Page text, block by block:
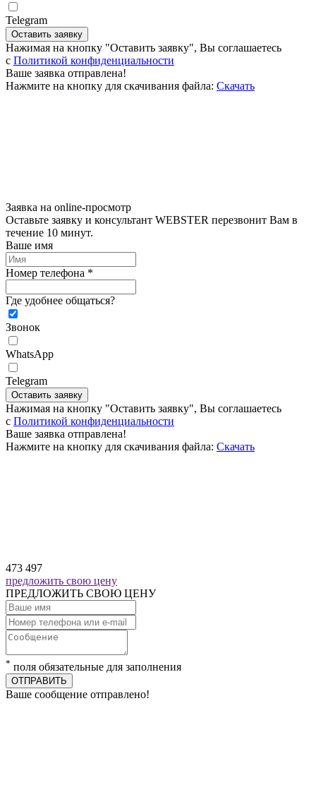
Telegram
Оставить заявку
Нажимая на кнопку "Оставить заявку", Вы соглашаетесь
c Политикой конфиденциальности
Ваше заявка отправлена!
Нажмите на кнопку для скачивания файла: Скачать
Заявка на online-просмотр
Оставьте заявку и консультант WEBSTER перезвонит Вам в
течение 10 минут.
Ваше имя
Номер телефона *
Где удобнее общаться?
Звонок
WhatsApp
Telegram
Оставить заявку
Нажимая на кнопку "Оставить заявку", Вы соглашаетесь
c Политикой конфиденциальности
Ваше заявка отправлена!
Нажмите на кнопку для скачивания файла: Скачать
473 497
предложить свою цену
ПРЕДЛОЖИТЬ СВОЮ ЦЕНУ
* поля обязательные для заполнения
ОТПРАВИТЬ
Ваше сообщение отправлено!